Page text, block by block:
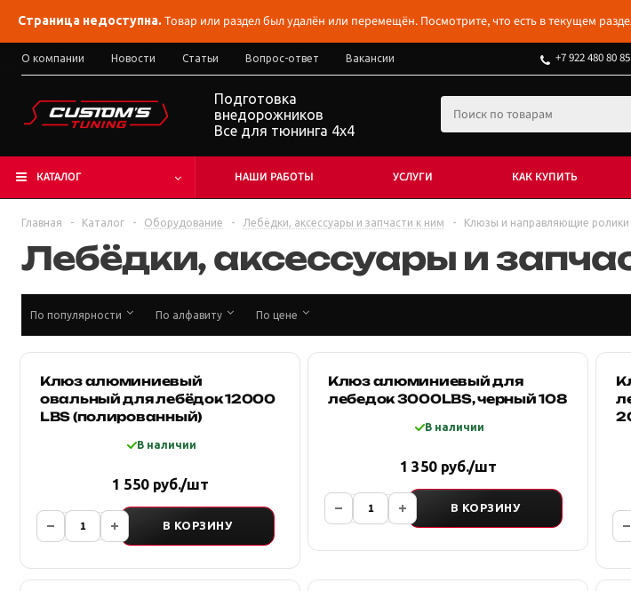
Страница недоступна. Товар или раздел был удалён или перемещён. Посмотрите, что есть в текущем
О компании Новости Статьи Вопрос-ответ Вакансии +7 922 480 80 85
Подготовка
внедорожников
Все для тюнинга 4x4
КАТАЛОГ НАШИ РАБОТЫ УСЛУГИ КАК КУПИТЬ
Главная - Каталог - Оборудование - Лебёдки, аксессуары и запчасти к ним - Клюзы и направляющие ролики
Лебёдки, аксессуары и
По популярности По алфавиту По цене
Клюз алюминиевый
овальный для лебёдок 12000
LBS (полированный)
В наличии
1 550 руб./шт
В КОРЗИНУ
Клюз алюминиевый для
лебедок 3000LBS, черный 108
В наличии
1 350 руб./шт
В КОРЗИНУ